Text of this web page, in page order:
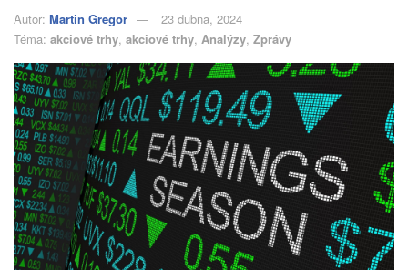
Autor: Martin Gregor
23 dubna, 2024
Téma: akciové trhy, akciové trhy, Analýzy, Zprávy